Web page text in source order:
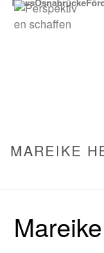
MAREIKE